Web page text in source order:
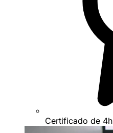
Certificado de 4h